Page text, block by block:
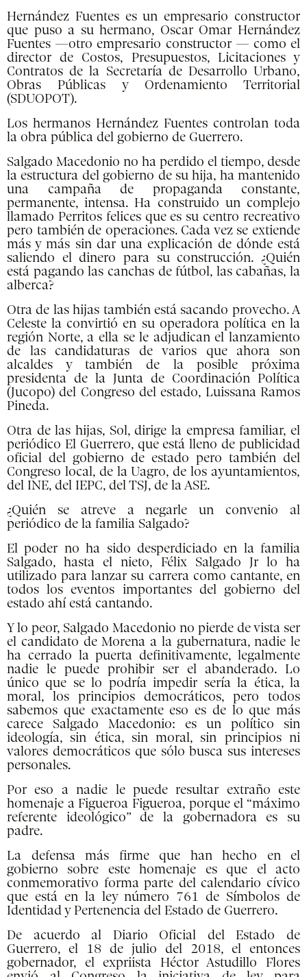
Hernández Fuentes es un empresario constructor
que puso a su hermano, Oscar Omar Hernández
Fuentes —otro empresario constructor — como el
director de Costos, Presupuestos, Licitaciones y
Contratos de la Secretaría de Desarrollo Urbano,
Obras Públicas y Ordenamiento Territorial
(SDUOPOT).
Los hermanos Hernández Fuentes controlan toda
la obra pública del gobierno de Guerrero.
Salgado Macedonio no ha perdido el tiempo, desde
la estructura del gobierno de su hija, ha mantenido
una campaña de propaganda constante,
permanente, intensa. Ha construido un complejo
llamado Perritos felices que es su centro recreativo
pero también de operaciones. Cada vez se extiende
más y más sin dar una explicación de dónde está
saliendo el dinero para su construcción. ¿Quién
está pagando las canchas de fútbol, las cabañas, la
alberca?
Otra de las hijas también está sacando provecho. A
Celeste la convirtió en su operadora política en la
región Norte, a ella se le adjudican el lanzamiento
de las candidaturas de varios que ahora son
alcaldes y también de la posible próxima
presidenta de la Junta de Coordinación Política
(Jucopo) del Congreso del estado, Luissana Ramos
Pineda.
Otra de las hijas, Sol, dirige la empresa familiar, el
periódico El Guerrero, que está lleno de publicidad
oficial del gobierno de estado pero también del
Congreso local, de la Uagro, de los ayuntamientos,
del INE, del IEPC, del TSJ, de la ASE.
¿Quién se atreve a negarle un convenio al
periódico de la familia Salgado?
El poder no ha sido desperdiciado en la familia
Salgado, hasta el nieto, Félix Salgado Jr lo ha
utilizado para lanzar su carrera como cantante, en
todos los eventos importantes del gobierno del
estado ahí está cantando.
Y lo peor, Salgado Macedonio no pierde de vista ser
el candidato de Morena a la gubernatura, nadie le
ha cerrado la puerta definitivamente, legalmente
nadie le puede prohibir ser el abanderado. Lo
único que se lo podría impedir sería la ética, la
moral, los principios democráticos, pero todos
sabemos que exactamente eso es de lo que más
carece Salgado Macedonio: es un político sin
ideología, sin ética, sin moral, sin principios ni
valores democráticos que sólo busca sus intereses
personales.
Por eso a nadie le puede resultar extraño este
homenaje a Figueroa Figueroa, porque el “máximo
referente ideológico” de la gobernadora es su
padre.
La defensa más firme que han hecho en el
gobierno sobre este homenaje es que el acto
conmemorativo forma parte del calendario cívico
que está en la ley número 761 de Símbolos de
Identidad y Pertenencia del Estado de Guerrero.
De acuerdo al Diario Oficial del Estado de
Guerrero, el 18 de julio del 2018, el entonces
gobernador, el expriista Héctor Astudillo Flores